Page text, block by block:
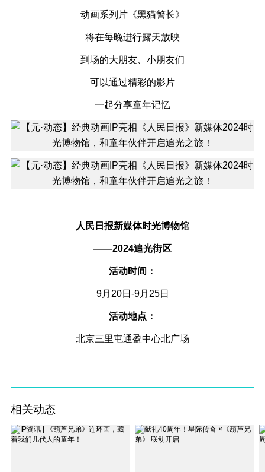
动画系列片《黑猫警长》
将在每晚进行露天放映
到场的大朋友、小朋友们
可以通过精彩的影片
一起分享童年记忆
人民日报新媒体时光博物馆
——2024追光街区
活动时间：
9月20日-9月25日
活动地点：
北京三里屯通盈中心北广场
相关动态